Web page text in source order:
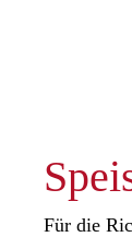
Für die